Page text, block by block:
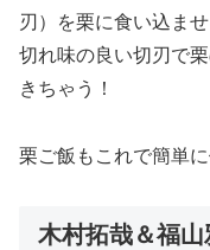
刃）を栗に食い込ま
切れ味の良い切刃で
きちゃう！
栗ご飯もこれで簡単
木村拓哉＆福